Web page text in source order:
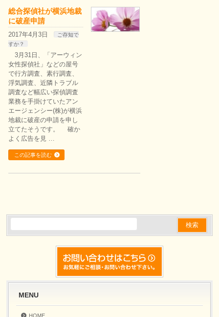
総合探偵社が横浜地裁
に破産申請
2017年4月3日
ご存知で
すか？
3月31日、「アーウィン
女性探偵社」などの屋号
で行方調査、素行調査、
浮気調査、近隣トラブル
調査など幅広い探偵調査
業務を手掛けていたアン
エージェンシー(株)が横浜
地裁に破産の申請を申し
立てたそうです。 確か
よく広告を見 …
この記事を読む
MENU
HOME